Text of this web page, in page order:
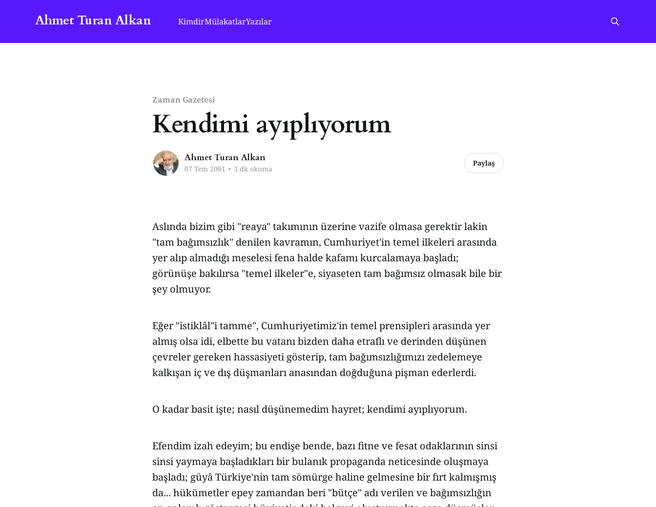
Ahmet Turan Alkan KimdirMülakatlarYazılar
Zaman Gazetesi
Kendimi ayıplıyorum
Ahmet Turan Alkan
07 Tem 2001 • 3 dk okuma
Paylaş
Aslında bizim gibi "reaya" takımının üzerine vazife olmasa gerektir lakin
"tam bağımsızlık" denilen kavramın, Cumhuriyet'in temel ilkeleri arasında
yer alıp almadığı meselesi fena halde kafamı kurcalamaya başladı;
görünüşe bakılırsa "temel ilkeler"e, siyaseten tam bağımsız olmasak bile bir
şey olmuyor.
Eğer "istiklâl"i tamme", Cumhuriyetimiz'in temel prensipleri arasında yer
almış olsa idi, elbette bu vatanı bizden daha etraflı ve derinden düşünen
çevreler gereken hassasiyeti gösterip, tam bağımsızlığımızı zedelemeye
kalkışan iç ve dış düşmanları anasından doğduğuna pişman ederlerdi.
O kadar basit işte; nasıl düşünemedim hayret; kendimi ayıplıyorum.
Efendim izah edeyim; bu endişe bende, bazı fitne ve fesat odaklarının sinsi
sinsi yaymaya başladıkları bir bulanık propaganda neticesinde oluşmaya
başladı; güyâ Türkiye'nin tam sömürge haline gelmesine bir fırt kalmışmış
da... hükümetler epey zamandan beri "bütçe" adı verilen ve bağımsızlığın